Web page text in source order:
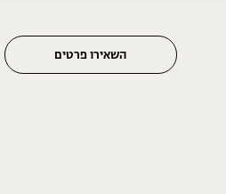
השאירו פרטים